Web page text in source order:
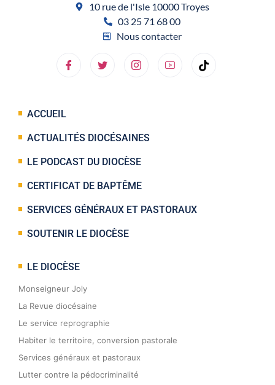
10 rue de l'Isle 10000 Troyes
03 25 71 68 00
Nous contacter
ACCUEIL
ACTUALITÉS DIOCÉSAINES
LE PODCAST DU DIOCÈSE
CERTIFICAT DE BAPTÊME
SERVICES GÉNÉRAUX ET PASTORAUX
SOUTENIR LE DIOCÈSE
LE DIOCÈSE
Monseigneur Joly
La Revue diocésaine
Le service reprographie
Habiter le territoire, conversion pastorale
Services généraux et pastoraux
Lutter contre la pédocriminalité